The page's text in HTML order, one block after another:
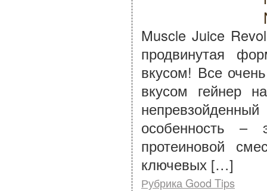
Muscle Juice
продвинутая
вкусом! Все
вкусом гейнер
особенность –
протеиновой
ключевых […]
Рубрика Good Tips